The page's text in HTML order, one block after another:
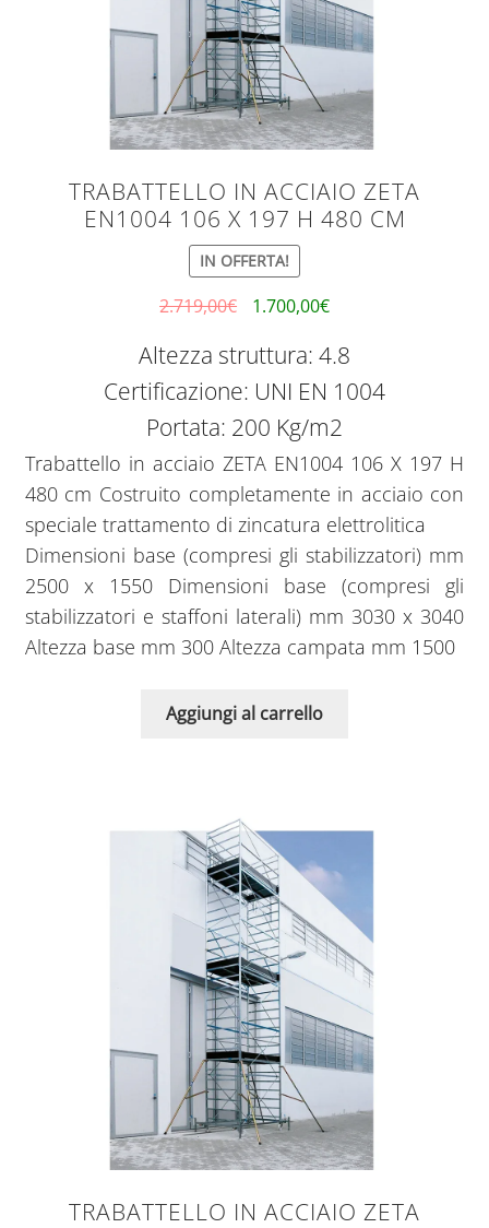
TRABATTELLO IN ACCIAIO ZETA
EN1004 106 X 197 H 480 CM
IN OFFERTA!
2.719,00€ 1.700,00€
Altezza struttura: 4.8
Certificazione: UNI EN 1004
Portata: 200 Kg/m2
Trabattello in acciaio ZETA EN1004 106 X 197 H
480 cm Costruito completamente in acciaio con
speciale trattamento di zincatura elettrolitica
Dimensioni base (compresi gli stabilizzatori) mm
2500 x 1550 Dimensioni base (compresi gli
stabilizzatori e staffoni laterali) mm 3030 x 3040
Altezza base mm 300 Altezza campata mm 1500
Aggiungi al carrello
TRABATTELLO IN ACCIAIO ZETA